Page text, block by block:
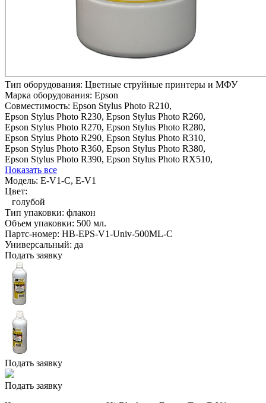
Тип оборудования: Цветные струйные принтеры и МФУ
Марка оборудования: Epson
Совместимость: Epson Stylus Photo R210,
Epson Stylus Photo R230, Epson Stylus Photo R260,
Epson Stylus Photo R270, Epson Stylus Photo R280,
Epson Stylus Photo R290, Epson Stylus Photo R310,
Epson Stylus Photo R360, Epson Stylus Photo R380,
Epson Stylus Photo R390, Epson Stylus Photo RX510,
Показать все
Модель: E-V1-C, E-V1
Цвет:
голубой
Тип упаковки: флакон
Объем упаковки: 500 мл.
Партс-номер: HB-EPS-V1-Univ-500ML-C
Универсальный: да
Подать заявку
Подать заявку
Подать заявку